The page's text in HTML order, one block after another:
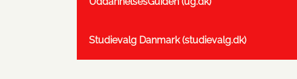
Studievalg Danmark (studievalg.dk)